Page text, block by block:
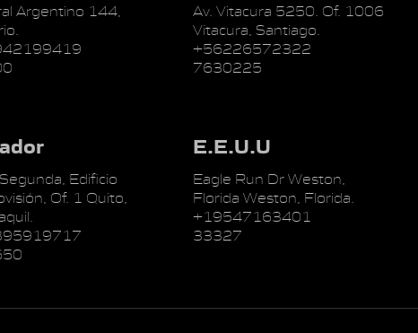
Argentino 144,
Av. Vitacura 5250. Of. 1006
Vitacura, Santiago.
+56226572322
7630225
Edificio
Of. 1 Quito,
E.E.U.U
Eagle Run Dr Weston,
Florida Weston, Florida.
+19547163401
33327